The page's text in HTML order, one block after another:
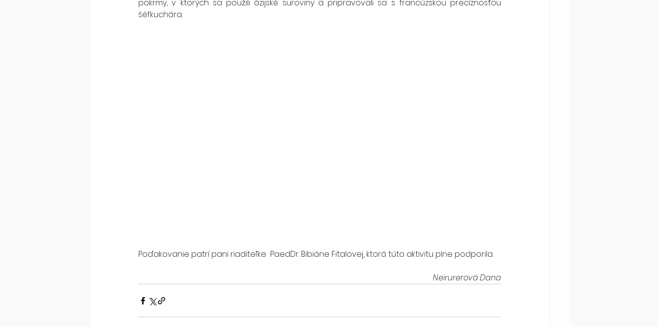
pokrmy, v ktorých sa použili ázijské suroviny a pripravovali sa s francúzskou precíznosťou
šéfkuchára.
Poďakovanie patrí pani riaditeľke  PaedDr. Bibiáne Fitalovej, ktorá túto aktivitu plne podporila.
Neirurerová Dana